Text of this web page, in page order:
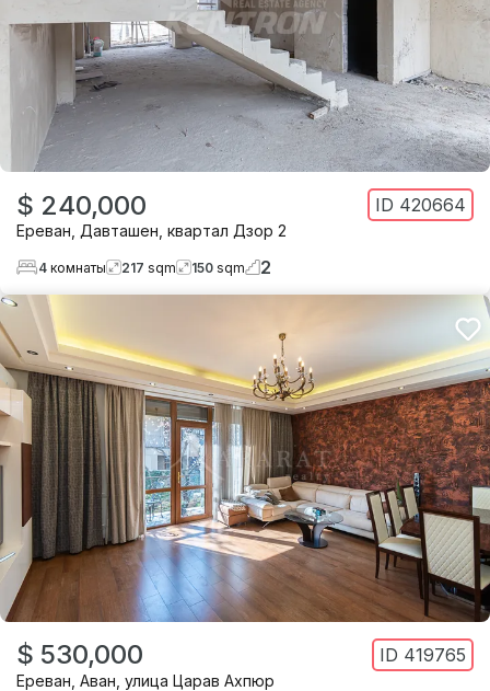
$ 240,000 ID 420664
Ереван Давташен квартал Дзор 2
4 комнаты 217 sqm 150 sqm 2
$ 530,000 ID 419765
Ереван Аван улица Царав Ахпюр